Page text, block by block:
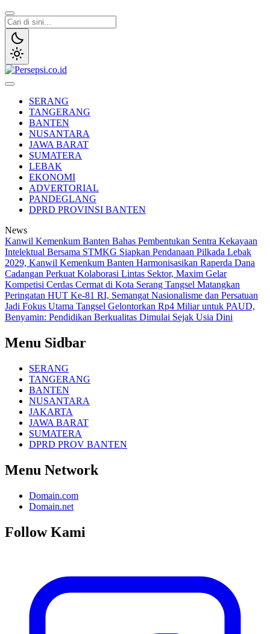
Lewati
ke
konten
SERANG
TANGERANG
BANTEN
NUSANTARA
JAWA BARAT
SUMATERA
LEBAK
EKONOMI
ADVERTORIAL
PANDEGLANG
DPRD PROVINSI BANTEN
News
Kanwil Kemenkum Banten Bahas Pembentukan Sentra Kekayaan
Intelektual Bersama STMKG Siapkan Pendanaan Pilkada Lebak
2029, Kanwil Kemenkum Banten Harmonisasikan Raperda Dana
Cadangan Perkuat Kolaborasi Lintas Sektor, Maxim Gelar
Kompetisi Cerdas Cermat di Kota Serang Tangsel Matangkan
Peringatan HUT Ke-81 RI, Semangat Nasionalisme dan Persatuan
Jadi Fokus Utama Tangsel Gelontorkan Rp4 Miliar untuk PAUD,
Benyamin: Pendidikan Berkualitas Dimulai Sejak Usia Dini
Menu Sidbar
SERANG
TANGERANG
BANTEN
NUSANTARA
JAKARTA
JAWA BARAT
SUMATERA
DPRD PROV BANTEN
Menu Network
Domain.com
Domain.net
Follow Kami